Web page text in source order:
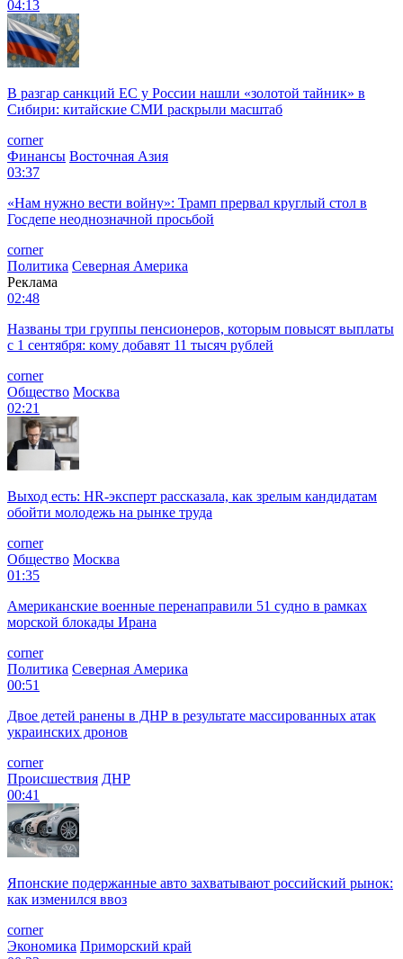
04:13
В разгар санкций ЕС у России нашли «золотой тайник» в
Сибири: китайские СМИ раскрыли масштаб
corner
Финансы Восточная Азия
03:37
«Нам нужно вести войну»: Трамп прервал круглый стол в
Госдепе неоднозначной просьбой
corner
Политика Северная Америка
Реклама
02:48
Названы три группы пенсионеров, которым повысят выплаты
с 1 сентября: кому добавят 11 тысяч рублей
corner
Общество Москва
02:21
Выход есть: HR-эксперт рассказала, как зрелым кандидатам
обойти молодежь на рынке труда
corner
Общество Москва
01:35
Американские военные перенаправили 51 судно в рамках
морской блокады Ирана
corner
Политика Северная Америка
00:51
Двое детей ранены в ДНР в результате массированных атак
украинских дронов
corner
Происшествия ДНР
00:41
Японские подержанные авто захватывают российский рынок:
как изменился ввоз
corner
Экономика Приморский край